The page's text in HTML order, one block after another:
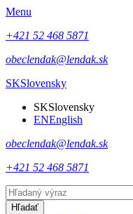
Menu
+421 52 468 5871
obeclendak@lendak.sk
SKSlovensky
SKSlovensky
ENEnglish
obeclendak@lendak.sk
+421 52 468 5871
Hľadať